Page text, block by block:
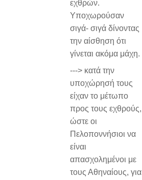
εχθρών.
Υποχωρούσαν
σιγά- σιγά δίνοντας
την αίσθηση ότι
γίνεται ακόμα μάχη.
---> κατά την
υποχώρησή τους
είχαν το μέτωπο
προς τους εχθρούς,
ώστε οι
Πελοποννήσιοι να
είναι
απασχολημένοι με
τους Αθηναίους, για